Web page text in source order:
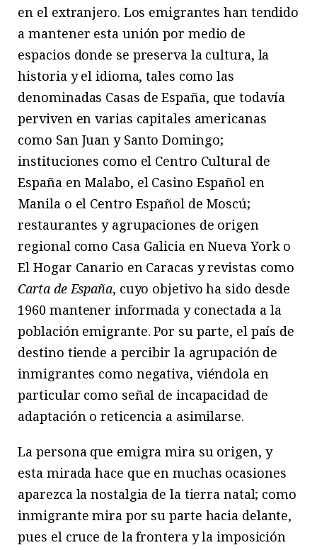
en el extranjero. Los emigrantes han tendido
a mantener esta unión por medio de
espacios donde se preserva la cultura, la
historia y el idioma, tales como las
denominadas Casas de España, que todavía
perviven en varias capitales americanas
como San Juan y Santo Domingo;
instituciones como el Centro Cultural de
España en Malabo, el Casino Español en
Manila o el Centro Español de Moscú;
restaurantes y agrupaciones de origen
regional como Casa Galicia en Nueva York o
El Hogar Canario en Caracas y revistas como
Carta de España, cuyo objetivo ha sido desde
1960 mantener informada y conectada a la
población emigrante. Por su parte, el país de
destino tiende a percibir la agrupación de
inmigrantes como negativa, viéndola en
particular como señal de incapacidad de
adaptación o reticencia a asimilarse.
La persona que emigra mira su origen, y
esta mirada hace que en muchas ocasiones
aparezca la nostalgia de la tierra natal; como
inmigrante mira por su parte hacia delante,
pues el cruce de la frontera y la imposición